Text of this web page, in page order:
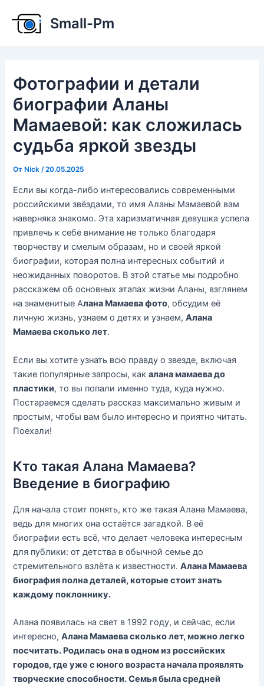
содержимому
Small-Pm
Фотографии и детали
биографии Аланы
Мамаевой: как сложилась
судьба яркой звезды
От Nick/20.05.2025
Если вы когда-либо интересовались современными
российскими звёздами, то имя Аланы Мамаевой вам
наверняка знакомо. Эта харизматичная девушка успела
привлечь к себе внимание не только благодаря
творчеству и смелым образам, но и своей яркой
биографии, которая полна интересных событий и
неожиданных поворотов. В этой статье мы подробно
расскажем об основных этапах жизни Аланы, взглянем
на знаменитые Алана Мамаева фото, обсудим её
личную жизнь, узнаем о детях и узнаем,Алана
Мамаева сколько лет.
Если вы хотите узнать всю правду о звезде, включая
такие популярные запросы, какалана мамаева до
пластики, то вы попали именно туда, куда нужно.
Постараемся сделать рассказ максимально живым и
простым, чтобы вам было интересно и приятно читать.
Поехали!
Кто такая Алана Мамаева?
Введение в биографию
Для начала стоит понять, кто же такая Алана Мамаева,
ведь для многих она остаётся загадкой. В её
биографии есть всё, что делает человека интересным
для публики: от детства в обычной семье до
стремительного взлёта к известности.Алана Мамаева
биография полна деталей, которые стоит знать
каждому поклоннику.
Алана появилась на свет в 1992 году, и сейчас, если
интересно,Алана Мамаева сколько лет, можно легко
посчитать. Родилась она в одном из российских
городов, где уже с юного возраста начала проявлять
творческие способности. Семья была средней